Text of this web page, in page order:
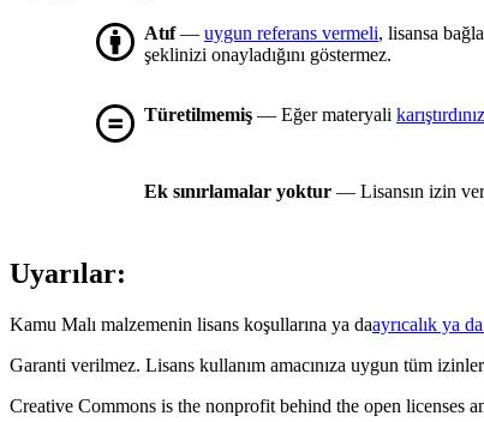
Atıf— uygun referans vermeli, lisansa
şeklinizi onayladığını göstermez.
Türetilmemiş — Eğer materyali
Ek sınırlamalar yoktur — Lisansın izin
Uyarılar:
Kamu Malı malzemenin lisans koşullarına ya daayrıcalık ya da
Garanti verilmez. Lisans kullanım amacınıza uygun tüm
Creative Commons is the nonprofit behind the open licenses